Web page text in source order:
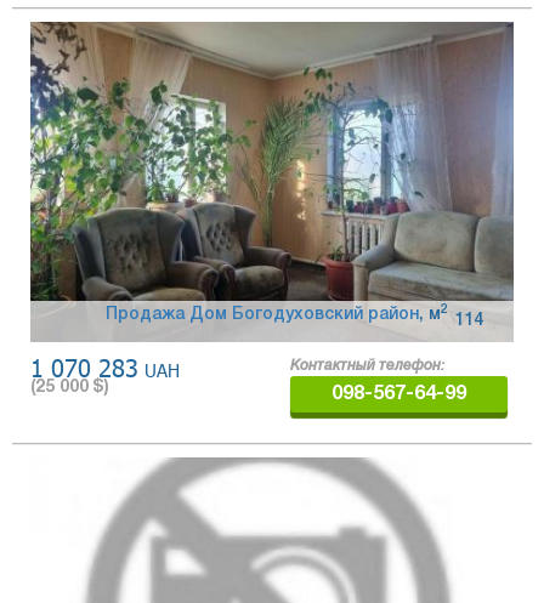
Продажа Дом Богодуховский район , 114
м 2
1 070 283 UAH
(25 000 $)
Контактный телефон:
098-567-64-99